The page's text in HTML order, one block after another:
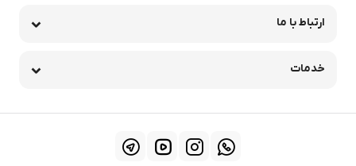
ارتباط با ما
خدمات